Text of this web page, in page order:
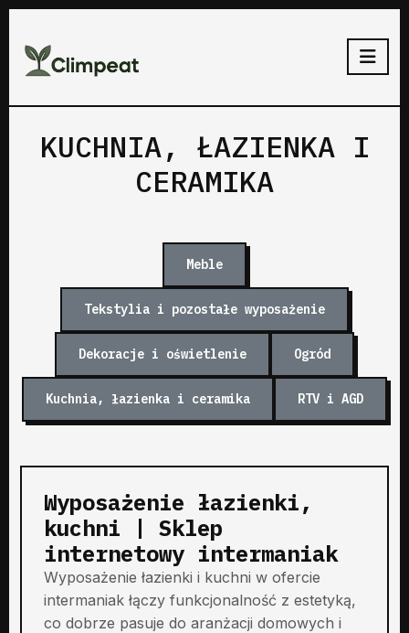
KUCHNIA, ŁAZIENKA I
CERAMIKA
Meble
Tekstylia i pozostałe wyposażenie
Dekoracje i oświetlenie Ogród
Kuchnia, łazienka i ceramika RTV i AGD
Wyposażenie łazienki,
kuchni | Sklep
internetowy intermaniak
Wyposażenie łazienki i kuchni w ofercie
intermaniak łączy funkcjonalność z estetyką,
co dobrze pasuje do aranżacji domowych i